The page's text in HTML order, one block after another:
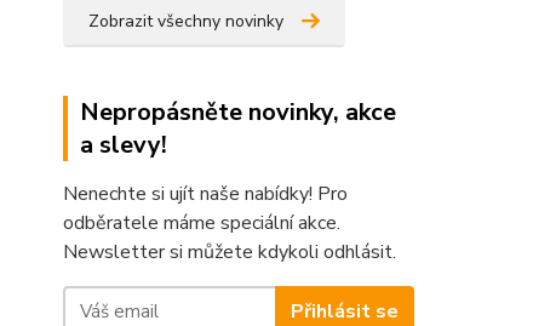
Zobrazit všechny novinky
Nepropásněte novinky, akce
a slevy!
Nenechte si ujít naše nabídky! Pro
odběratele máme speciální akce.
Newsletter si můžete kdykoli odhlásit.
Přihlásit se